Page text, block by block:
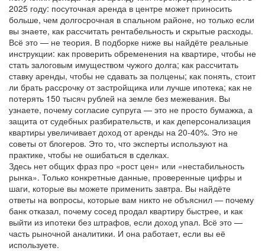
2025 году: посуточная аренда в центре может приносить
больше, чем долгосрочная в спальном районе, но только если
вы знаете, как рассчитать рентабельность и скрытые расходы.
Всё это — не теория. В подборке ниже вы найдёте реальные
инструкции: как проверить обременения на квартире, чтобы не
стать залоговым имуществом чужого долга; как рассчитать
ставку аренды, чтобы не сдавать за полцены; как понять, стоит
ли брать рассрочку от застройщика или лучше ипотека; как не
потерять 150 тысяч рублей на земле без межевания. Вы
узнаете, почему согласие супруга — это не просто бумажка, а
защита от судебных разбирательств, и как деперсонализация
квартиры увеличивает доход от аренды на 20-40%. Это не
советы от блогеров. Это то, что эксперты используют на
практике, чтобы не ошибаться в сделках.
Здесь нет общих фраз про «рост цен» или «нестабильность
рынка». Только конкретные данные, проверенные цифры и
шаги, которые вы можете применить завтра. Вы найдёте
ответы на вопросы, которые вам никто не объяснил — почему
банк отказал, почему сосед продал квартиру быстрее, и как
выйти из ипотеки без штрафов, если доход упал. Всё это —
часть рыночной аналитики. И она работает, если вы её
используете.